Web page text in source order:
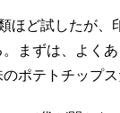
ほど試したが、
。まずは、よく
ポテトチップス